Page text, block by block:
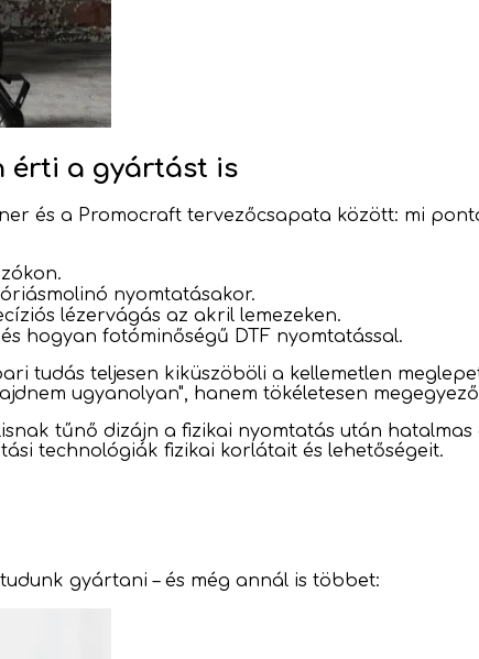
érti a gyártást is
és a Promocraft tervezőcsapata között: mi
nyomtatásakor.
lézervágás az akril lemezeken.
hogyan fotóminőségű DTF nyomtatással.
tudás teljesen kiküszöböli a kellemetlen
ugyanolyan", hanem tökéletesen
tűnő dizájn a fizikai nyomtatás után
technológiák fizikai korlátait és lehetőségeit.
gyártani – és még annál is többet: